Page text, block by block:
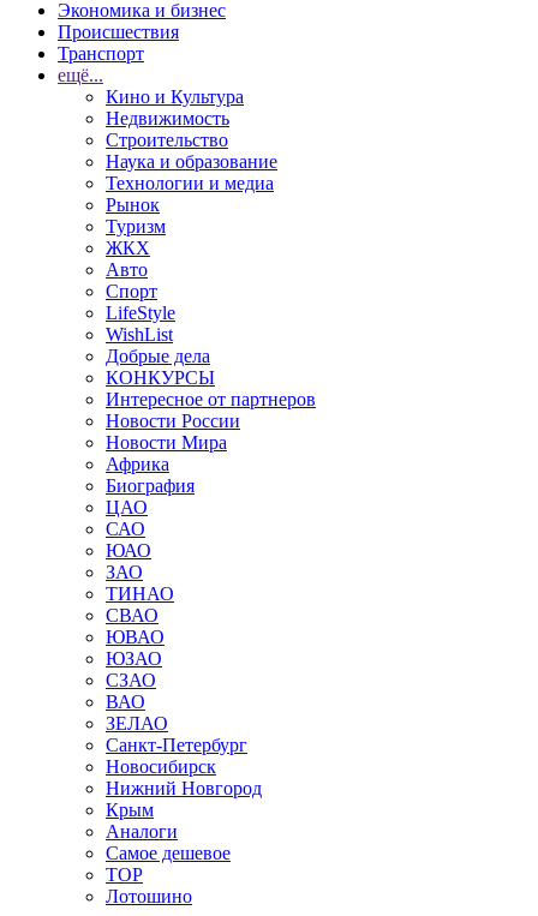
Экономика и бизнес
Происшествия
Транспорт
ещё...
Кино и Культура
Недвижимость
Строительство
Наука и образование
Технологии и медиа
Рынок
Туризм
ЖКХ
Авто
Спорт
LifeStyle
WishList
Добрые дела
КОНКУРСЫ
Интересное от партнеров
Новости России
Новости Мира
Африка
Биография
ЦАО
САО
ЮАО
ЗАО
ТИНАО
СВАО
ЮВАО
ЮЗАО
СЗАО
ВАО
ЗЕЛАО
Санкт-Петербург
Новосибирск
Нижний Новгород
Крым
Аналоги
Самое дешевое
TOP
Лотошино